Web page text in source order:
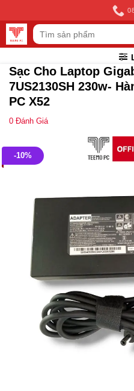
to
content
Tìm
kiếm:
Sạc Cho Laptop
7US2130SH 230w-
PC X52
0 Đánh Giá
-10%